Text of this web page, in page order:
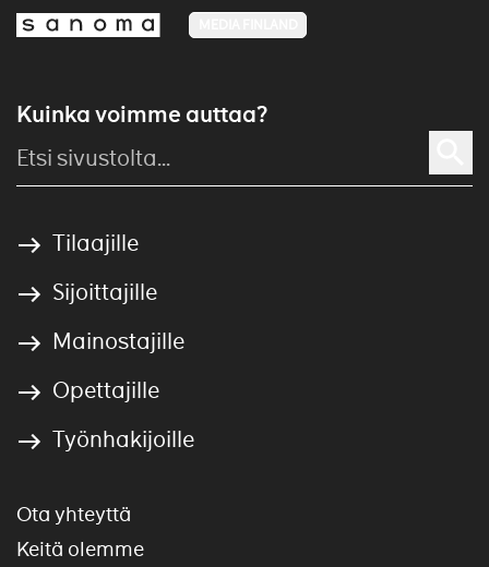
Kuinka voimme auttaa?
Tilaajille
Sijoittajille
Mainostajille
Opettajille
Työnhakijoille
Ota yhteyttä
Keitä olemme